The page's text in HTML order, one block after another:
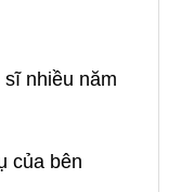
nhiều năm
của bên